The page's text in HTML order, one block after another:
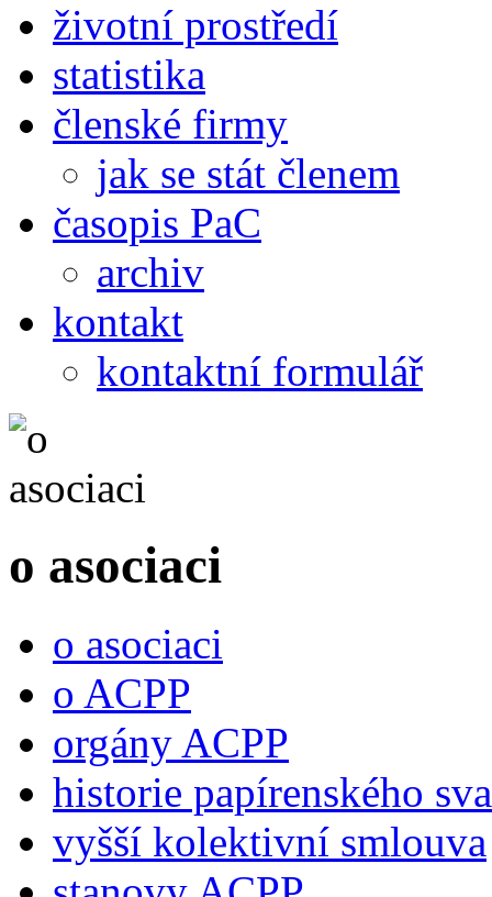
životní prostředí
statistika
členské firmy
jak se stát členem
časopis PaC
archiv
kontakt
kontaktní formulář
o asociaci
o asociaci
o ACPP
orgány ACPP
historie papírenského
vyšší kolektivní smlouva